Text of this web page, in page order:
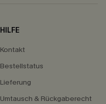
HILFE
Kontakt
Bestellstatus
Lieferung
Umtausch & Rückgaberecht